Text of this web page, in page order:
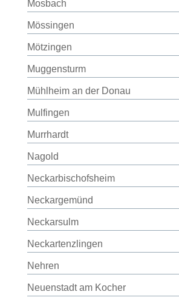
Mosbach
Mössingen
Mötzingen
Muggensturm
Mühlheim an der Donau
Mulfingen
Murrhardt
Nagold
Neckarbischofsheim
Neckargemünd
Neckarsulm
Neckartenzlingen
Nehren
Neuenstadt am Kocher